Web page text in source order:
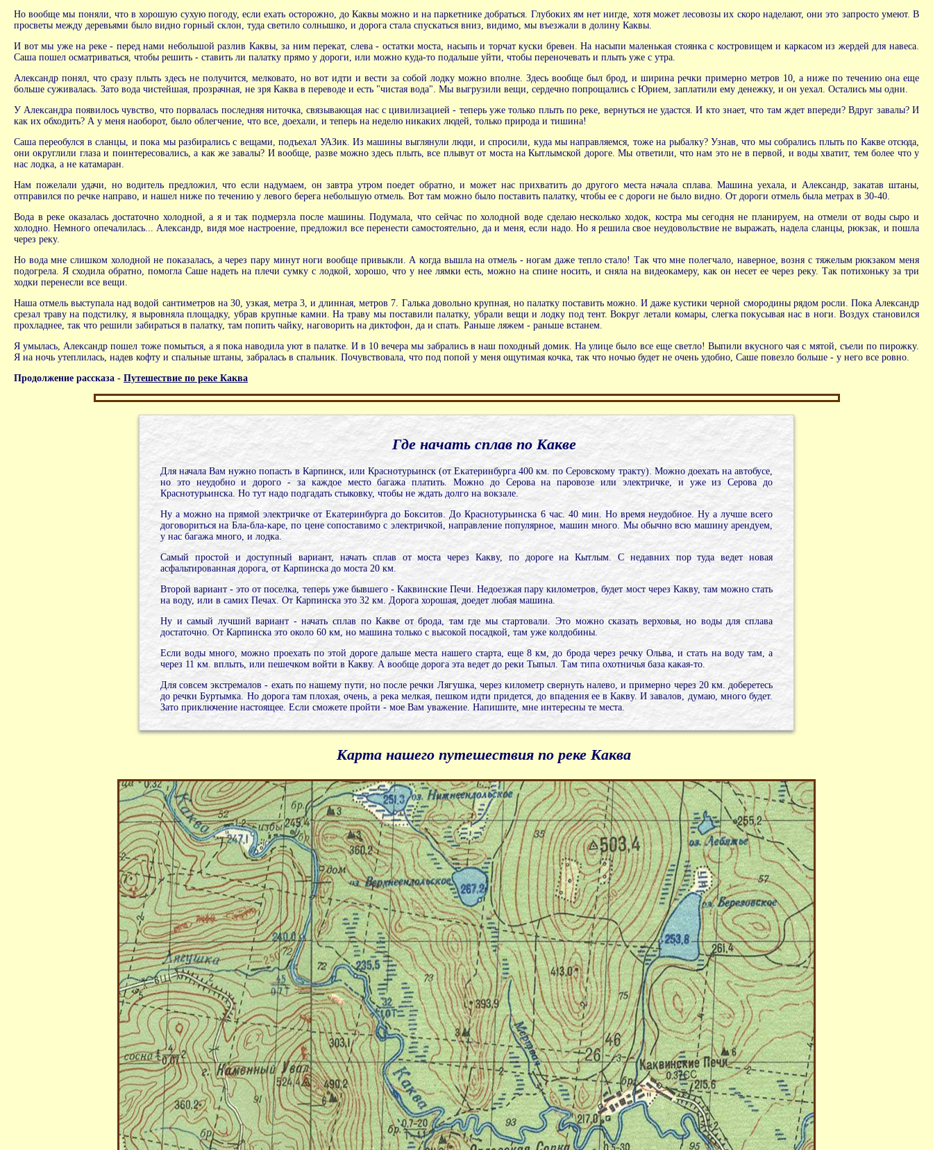
Но вообще мы поняли, что в хорошую сухую погоду, если ехать осторожно, до Каквы можно и на паркетнике добраться. Глубоких ям нет нигде, хотя может лесовозы их скоро наделают, они это запросто умеют. В
просветы между деревьями было видно горный склон, туда светило солнышко, и дорога стала спускаться вниз, видимо, мы въезжали в долину Каквы.
И вот мы уже на реке - перед нами небольшой разлив Каквы, за ним перекат, слева - остатки моста, насыпь и торчат куски бревен. На насыпи маленькая стоянка с костровищем и каркасом из жердей для навеса.
Саша пошел осматриваться, чтобы решить - ставить ли палатку прямо у дороги, или можно куда-то подальше уйти, чтобы переночевать и плыть уже с утра.
Александр понял, что сразу плыть здесь не получится, мелковато, но вот идти и вести за собой лодку можно вполне. Здесь вообще был брод, и ширина речки примерно метров 10, а ниже по течению она еще
больше суживалась. Зато вода чистейшая, прозрачная, не зря Каква в переводе и есть "чистая вода". Мы выгрузили вещи, сердечно попрощались с Юрием, заплатили ему денежку, и он уехал. Остались мы одни.
У Александра появилось чувство, что порвалась последняя ниточка, связывающая нас с цивилизацией - теперь уже только плыть по реке, вернуться не удастся. И кто знает, что там ждет впереди? Вдруг завалы? И
как их обходить? А у меня наоборот, было облегчение, что все, доехали, и теперь на неделю никаких людей, только природа и тишина!
Саша переобулся в сланцы, и пока мы разбирались с вещами, подъехал УАЗик. Из машины выглянули люди, и спросили, куда мы направляемся, тоже на рыбалку? Узнав, что мы собрались плыть по Какве отсюда,
они округлили глаза и поинтересовались, а как же завалы? И вообще, разве можно здесь плыть, все плывут от моста на Кытлымской дороге. Мы ответили, что нам это не в первой, и воды хватит, тем более что у
нас лодка, а не катамаран.
Нам пожелали удачи, но водитель предложил, что если надумаем, он завтра утром поедет обратно, и может нас прихватить до другого места начала сплава. Машина уехала, и Александр, закатав штаны,
отправился по речке направо, и нашел ниже по течению у левого берега небольшую отмель. Вот там можно было поставить палатку, чтобы ее с дороги не было видно. От дороги отмель была метрах в 30-40.
Вода в реке оказалась достаточно холодной, а я и так подмерзла после машины. Подумала, что сейчас по холодной воде сделаю несколько ходок, костра мы сегодня не планируем, на отмели от воды сыро и
холодно. Немного опечалилась... Александр, видя мое настроение, предложил все перенести самостоятельно, да и меня, если надо. Но я решила свое неудовольствие не выражать, надела сланцы, рюкзак, и пошла
через реку.
Но вода мне слишком холодной не показалась, а через пару минут ноги вообще привыкли. А когда вышла на отмель - ногам даже тепло стало! Так что мне полегчало, наверное, возня с тяжелым рюкзаком меня
подогрела. Я сходила обратно, помогла Саше надеть на плечи сумку с лодкой, хорошо, что у нее лямки есть, можно на спине носить, и сняла на видеокамеру, как он несет ее через реку. Так потихоньку за три
ходки перенесли все вещи.
Наша отмель выступала над водой сантиметров на 30, узкая, метра 3, и длинная, метров 7. Галька довольно крупная, но палатку поставить можно. И даже кустики черной смородины рядом росли. Пока Александр
срезал траву на подстилку, я выровняла площадку, убрав крупные камни. На траву мы поставили палатку, убрали вещи и лодку под тент. Вокруг летали комары, слегка покусывая нас в ноги. Воздух становился
прохладнее, так что решили забираться в палатку, там попить чайку, наговорить на диктофон, да и спать. Раньше ляжем - раньше встанем.
Я умылась, Александр пошел тоже помыться, а я пока наводила уют в палатке. И в 10 вечера мы забрались в наш походный домик. На улице было все еще светло! Выпили вкусного чая с мятой, съели по пирожку.
Я на ночь утеплилась, надев кофту и спальные штаны, забралась в спальник. Почувствовала, что под попой у меня ощутимая кочка, так что ночью будет не очень удобно, Саше повезло больше - у него все ровно.
Продолжение рассказа - Путешествие по реке Каква
Где начать сплав по Какве
Для начала Вам нужно попасть в Карпинск, или Краснотурьинск (от Екатеринбурга 400 км. по Серовскому тракту). Можно доехать на автобусе,
но это неудобно и дорого - за каждое место багажа платить. Можно до Серова на паровозе или электричке, и уже из Серова до
Краснотурьинска. Но тут надо подгадать стыковку, чтобы не ждать долго на вокзале.
Ну а можно на прямой электричке от Екатеринбурга до Бокситов. До Краснотурьинска 6 час. 40 мин. Но время неудобное. Ну а лучше всего
договориться на Бла-бла-каре, по цене сопоставимо с электричкой, направление популярное, машин много. Мы обычно всю машину арендуем,
у нас багажа много, и лодка.
Самый простой и доступный вариант, начать сплав от моста через Какву, по дороге на Кытлым. С недавних пор туда ведет новая
асфальтированная дорога, от Карпинска до моста 20 км.
Второй вариант - это от поселка, теперь уже бывшего - Каквинские Печи. Недоезжая пару километров, будет мост через Какву, там можно стать
на воду, или в самих Печах. От Карпинска это 32 км. Дорога хорошая, доедет любая машина.
Ну и самый лучший вариант - начать сплав по Какве от брода, там где мы стартовали. Это можно сказать верховья, но воды для сплава
достаточно. От Карпинска это около 60 км, но машина только с высокой посадкой, там уже колдобины.
Если воды много, можно проехать по этой дороге дальше места нашего старта, еще 8 км, до брода через речку Ольва, и стать на воду там, а
через 11 км. вплыть, или пешечком войти в Какву. А вообще дорога эта ведет до реки Тыпыл. Там типа охотничья база какая-то.
Для совсем экстремалов - ехать по нашему пути, но после речки Лягушка, через километр свернуть налево, и примерно через 20 км. доберетесь
до речки Буртымка. Но дорога там плохая, очень, а река мелкая, пешком идти придется, до впадения ее в Какву. И завалов, думаю, много будет.
Зато приключение настоящее. Если сможете пройти - мое Вам уважение. Напишите, мне интересны те места.
Карта нашего путешествия по реке Каква